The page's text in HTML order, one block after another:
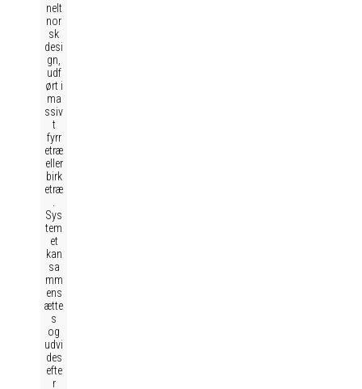
nelt
nor
sk
desi
gn,
udf
ørt i
ma
ssiv
t
fyrr
etræ
eller
birk
etræ
Sys
tem
et
kan
sa
mm
ens
ætte
s
og
udvi
des
efte
r